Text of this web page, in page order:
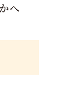
へ